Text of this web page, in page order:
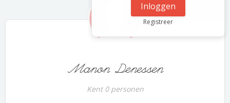
Inloggen
Registreer
Manon Denessen
Kent 0 personen